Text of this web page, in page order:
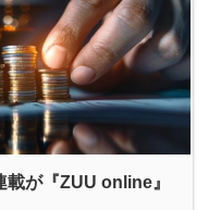
載が『ZUU online』